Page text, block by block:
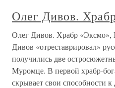
Олег Дивов. Храбр
Олег Дивов. Храбр «Эксмо»,
Дивов «отреставрировал»
получились две
Муромце. В первой храбр-
скрывает свои способности